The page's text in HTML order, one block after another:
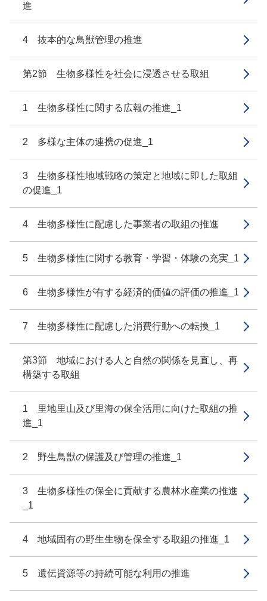
進
4 抜本的な鳥獣管理の推進
第2節 生物多様性を社会に浸透させる取組
1 生物多様性に関する広報の推進_1
2 多様な主体の連携の促進_1
3 生物多様性地域戦略の策定と地域に即した取組
の促進_1
4 生物多様性に配慮した事業者の取組の推進
5 生物多様性に関する教育・学習・体験の充実_1
6 生物多様性が有する経済的価値の評価の推進_1
7 生物多様性に配慮した消費行動への転換_1
第3節 地域における人と自然の関係を見直し、再
構築する取組
1 里地里山及び里海の保全活用に向けた取組の推
進_1
2 野生鳥獣の保護及び管理の推進_1
3 生物多様性の保全に貢献する農林水産業の推進
_1
4 地域固有の野生生物を保全する取組の推進_1
5 遺伝資源等の持続可能な利用の推進